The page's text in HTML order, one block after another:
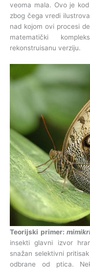
veoma mala. Ovo je
zbog čega vredi
nad kojom ovi procesi
matematički
rekonstruisanu verziju.
Teorijski primer:
insekti glavni izvor
snažan selektivni
odbrane od ptica.